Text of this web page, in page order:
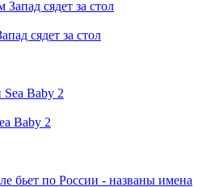
сядет за стол
Baby 2